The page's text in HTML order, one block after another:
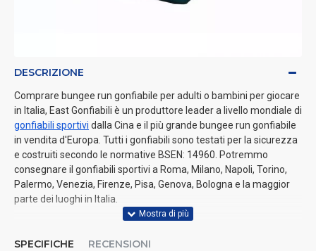
DESCRIZIONE
Comprare bungee run gonfiabile per adulti o bambini per giocare
in Italia, East Gonfiabili è un produttore leader a livello mondiale di
gonfiabili sportivi dalla Cina e il più grande bungee run gonfiabile
in vendita d'Europa. Tutti i gonfiabili sono testati per la sicurezza
e costruiti secondo le normative BSEN: 14960. Potremmo
consegnare il gonfiabili sportivi a Roma, Milano, Napoli, Torino,
Palermo, Venezia, Firenze, Pisa, Genova, Bologna e la maggior
parte dei luoghi in Italia.
SPECIFICHE RECENSIONI